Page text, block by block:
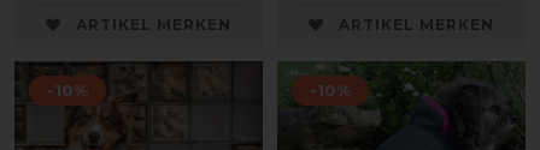
ARTIKEL MERKEN ARTIKEL MERKEN
-10% -10%